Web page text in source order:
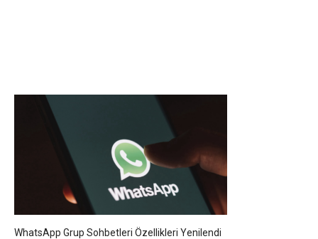
WhatsApp Grup Sohbetleri Özellikleri Yenilendi